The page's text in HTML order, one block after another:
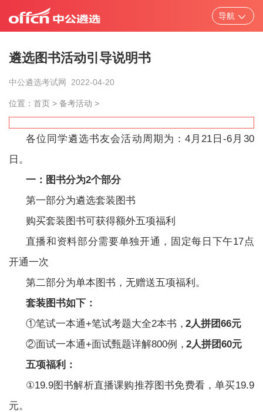
导航
遴选图书活动引导说明书
中公遴选考试网 2022-04-20
位置： 首页> 备考活动 >
各位同学遴选书友会活动周期为：4月21日-6月30
日。
一：图书分为2个部分
第一部分为遴选套装图书
购买套装图书可获得额外五项福利
直播和资料部分需要单独开通，固定每日下午17点
开通一次
第二部分为单本图书，无赠送五项福利。
套装图书如下：
①笔试一本通+笔试考题大全2本书， 2人拼团66元
②面试一本通+面试甄题详解800例， 2人拼团60元
五项福利：
①19.9图书解析直播课购推荐图书免费看，单买19.9
元。
北京 天津
河北 山西 辽宁 吉林
省市/中央遴选
考试公告 报考指导 考试通知
职位表